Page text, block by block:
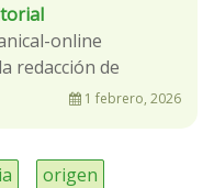
online
redacción de
1 febrero, 2026
origen